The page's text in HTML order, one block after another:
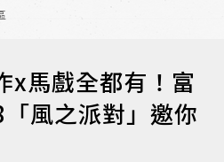
x馬戲全都有！富
風之派對」邀你